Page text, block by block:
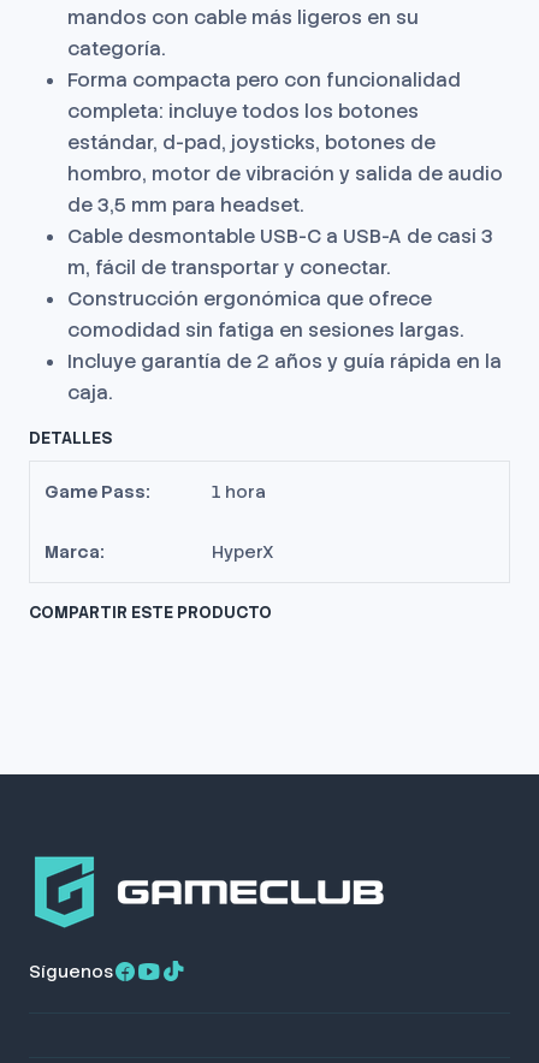
mandos con cable más ligeros en su
categoría.
Forma compacta pero con funcionalidad
completa: incluye todos los botones
estándar, d-pad, joysticks, botones de
hombro, motor de vibración y salida de audio
de 3,5 mm para headset.
Cable desmontable USB-C a USB-A de casi 3
m, fácil de transportar y conectar.
Construcción ergonómica que ofrece
comodidad sin fatiga en sesiones largas.
Incluye garantía de 2 años y guía rápida en la
caja.
DETALLES
Game Pass: 1 hora
Marca: HyperX
COMPARTIR ESTE PRODUCTO
Síguenos